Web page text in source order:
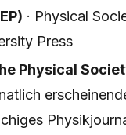
· Physical
Press
Physical